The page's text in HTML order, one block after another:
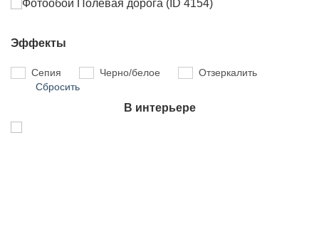
Эффекты
Сепия Черно/белое
Отзеркалить
Сбросить
В интерьере